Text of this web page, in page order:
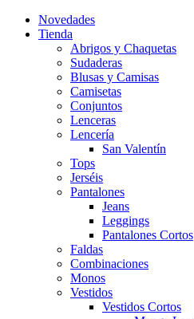
Novedades
Tienda
Abrigos y Chaquetas
Sudaderas
Blusas y Camisas
Camisetas
Conjuntos
Lenceras
Lencería
San Valentín
Tops
Jerséis
Pantalones
Jeans
Leggings
Pantalones Cortos
Faldas
Combinaciones
Monos
Vestidos
Vestidos Cortos